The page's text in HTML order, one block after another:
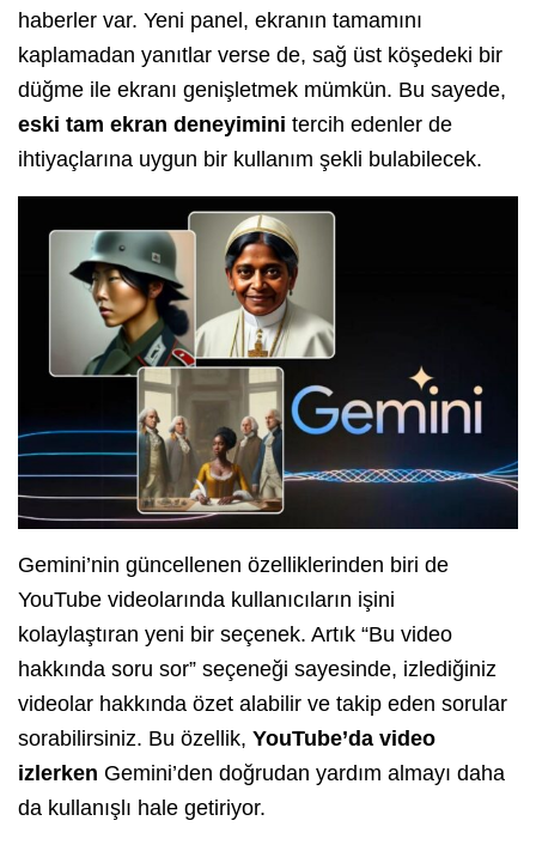
haberler var. Yeni panel, ekranın tamamını
kaplamadan yanıtlar verse de, sağ üst köşedeki bir
düğme ile ekranı genişletmek mümkün. Bu sayede,
eski tam ekran deneyimini tercih edenler de
ihtiyaçlarına uygun bir kullanım şekli bulabilecek.
Gemini’nin güncellenen özelliklerinden biri de
YouTube videolarında kullanıcıların işini
kolaylaştıran yeni bir seçenek. Artık “Bu video
hakkında soru sor” seçeneği sayesinde, izlediğiniz
videolar hakkında özet alabilir ve takip eden sorular
sorabilirsiniz. Bu özellik, YouTube’da video
izlerken Gemini’den doğrudan yardım almayı daha
da kullanışlı hale getiriyor.